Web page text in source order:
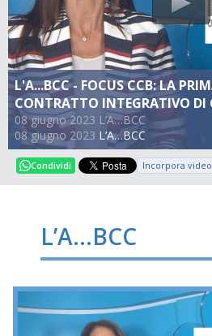
L'A...BCC - FOCUS CCB: LA
CONTRATTO INTEGRATIVO DI
08 giugno 2023 L’A…BCC
08 giugno 2023 L’A…BCC
Condividi Incorpora video
L’A…BCC